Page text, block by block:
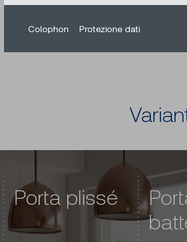
Colophon Protezione dati
Porta plissé